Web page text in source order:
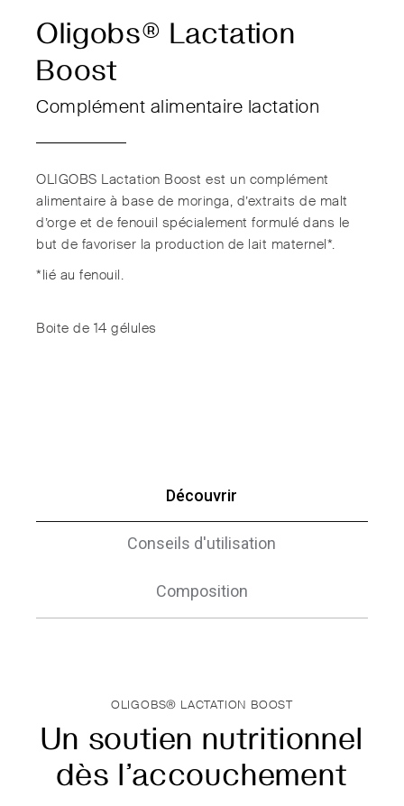
Oligobs® Lactation
Boost
Complément alimentaire lactation
OLIGOBS Lactation Boost est un complément
alimentaire à base de moringa, d’extraits de malt
d’orge et de fenouil spécialement formulé dans le
but de favoriser la production de lait maternel*.
*lié au fenouil.
Boite de 14 gélules
Découvrir
Conseils d'utilisation
Composition
OLIGOBS® LACTATION BOOST
Un soutien nutritionnel
dès l’accouchement